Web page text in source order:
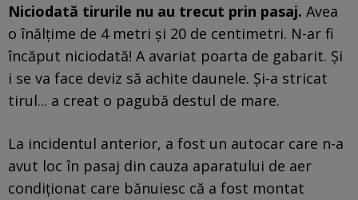
Niciodată tirurile nu au trecut prin pasaj. Avea
o înălțime de 4 metri și 20 de centimetri. N-ar fi
încăput niciodată! A avariat poarta de gabarit. Și
i se va face deviz să achite daunele. Și-a stricat
tirul... a creat o pagubă destul de mare.
La incidentul anterior, a fost un autocar care n-a
avut loc în pasaj din cauza aparatului de aer
condiționat care bănuiesc că a fost montat